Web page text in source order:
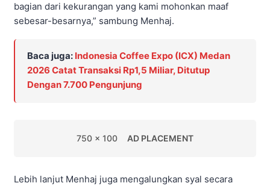
bagian dari kekurangan yang kami mohonkan maaf
sebesar-besarnya,” sambung Menhaj.
Baca juga: Indonesia Coffee Expo (ICX) Medan
2026 Catat Transaksi Rp1,5 Miliar, Ditutup
Dengan 7.700 Pengunjung
750 x 100 AD PLACEMENT
Lebih lanjut Menhaj juga mengalungkan syal secara